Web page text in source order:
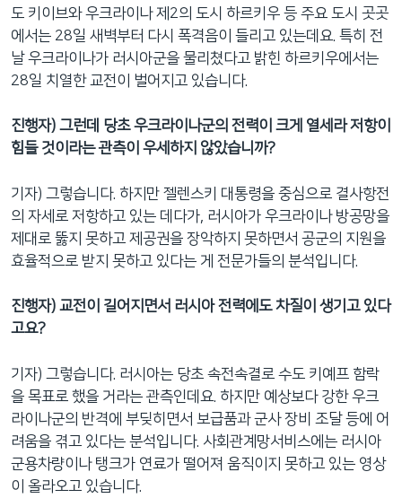
도 키이브와 우크라이나 제2의 도시 하르키우 등 주요 도시 곳곳
에서는 28일 새벽부터 다시 폭격음이 들리고 있는데요. 특히 전
날 우크라이나가 러시아군을 물리쳤다고 밝힌 하르키우에서는
28일 치열한 교전이 벌어지고 있습니다.
진행자) 그런데 당초 우크라이나군의 전력이 크게 열세라 저항이
힘들 것이라는 관측이 우세하지 않았습니까?
기자) 그렇습니다. 하지만 젤렌스키 대통령을 중심으로 결사항전
의 자세로 저항하고 있는 데다가, 러시아가 우크라이나 방공망을
제대로 뚫지 못하고 제공권을 장악하지 못하면서 공군의 지원을
효율적으로 받지 못하고 있다는 게 전문가들의 분석입니다.
진행자) 교전이 길어지면서 러시아 전력에도 차질이 생기고 있다
고요?
기자) 그렇습니다. 러시아는 당초 속전속결로 수도 키예프 함락
을 목표로 했을 거라는 관측인데요. 하지만 예상보다 강한 우크
라이나군의 반격에 부딪히면서 보급품과 군사 장비 조달 등에 어
려움을 겪고 있다는 분석입니다. 사회관계망서비스에는 러시아
군용차량이나 탱크가 연료가 떨어져 움직이지 못하고 있는 영상
이 올라오고 있습니다.